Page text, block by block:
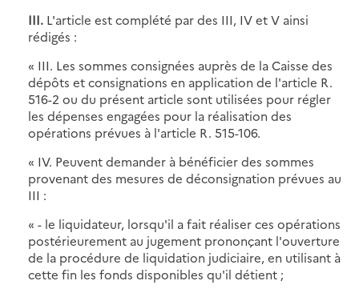
III. L'article est complété par des III, IV et V ainsi
rédigés :
« III. Les sommes consignées auprès de la Caisse des
dépôts et consignations en application de l'article R.
516-2 ou du présent article sont utilisées pour régler
les dépenses engagées pour la réalisation des
opérations prévues à l'article R. 515-106.
« IV. Peuvent demander à bénéficier des sommes
provenant des mesures de déconsignation prévues au
III :
« - le liquidateur, lorsqu'il a fait réaliser ces opérations
postérieurement au jugement prononçant l'ouverture
de la procédure de liquidation judiciaire, en utilisant à
cette fin les fonds disponibles qu'il détient ;